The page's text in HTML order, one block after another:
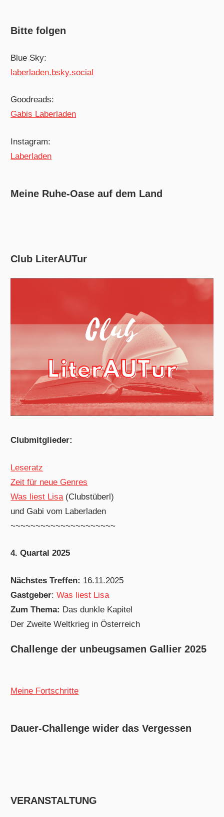
Bitte folgen
Blue Sky:
laberladen.bsky.social
Goodreads:
Gabis Laberladen
Instagram:
Laberladen
Meine Ruhe-Oase auf dem Land
Club LiterAUTur
Clubmitglieder:
Leseratz
Zeit für neue Genres
Was liest Lisa(Clubstüberl)
und Gabi vom Laberladen
~~~~~~~~~~~~~~~~~~~~~
4. Quartal 2025
Nächstes Treffen: 16.11.2025
Gastgeber:Was liest Lisa
Zum Thema: Das dunkle Kapitel
Der Zweite Weltkrieg in Österreich
Challenge der unbeugsamen Gallier 2025
Meine Fortschritte
Dauer-Challenge wider das Vergessen
VERANSTALTUNG